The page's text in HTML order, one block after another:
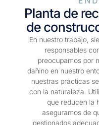
Planta de
de
En nuestro trabajo,
responsables
preocupamos por
dañino en nuestro
nuestras prácticas
con la naturaleza.
que reducen la
aseguramos de
gestionados